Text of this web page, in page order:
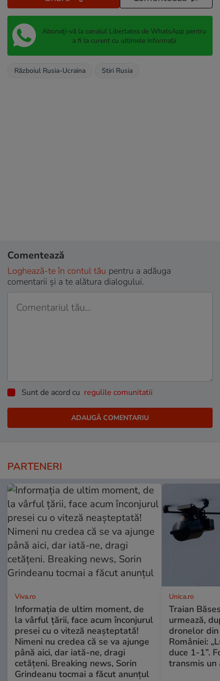
Abonați-vă la canalul Libertatea de WhatsApp pentru
a fi la curent cu ultimele informații
Războiul Rusia-Ucraina Stiri Rusia
Comentează
Loghează-te în contul tău pentru a adăuga
comentarii și a te alătura dialogului.
Sunt de acord cu regulile comunitatii
PARTENERI
Viva.ro
Informația de ultim moment, de
la vârful țării, face acum înconjurul
presei cu o viteză neașteptată!
Nimeni nu credea că se va ajunge
până aici, dar iată-ne, dragi
cetățeni. Breaking news, Sorin
Grindeanu tocmai a făcut anunțul
Unica.ro
Traian
urmează,
dronelor
României:
duce 1-1”.
transmis un